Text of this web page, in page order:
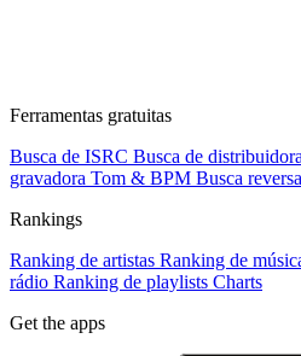
Ferramentas gratuitas
Busca de ISRC Busca de distribuidora
gravadora Tom & BPM Busca
Rankings
Ranking de artistas Ranking de
rádio Ranking de playlists Charts
Get the apps